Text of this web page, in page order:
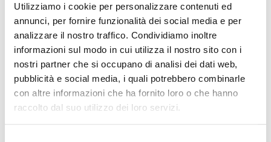
Utilizziamo i cookie per personalizzare contenuti ed
annunci, per fornire funzionalità dei social media e per
analizzare il nostro traffico. Condividiamo inoltre
informazioni sul modo in cui utilizza il nostro sito con i
nostri partner che si occupano di analisi dei dati web,
pubblicità e social media, i quali potrebbero combinarle
con altre informazioni che ha fornito loro o che hanno
raccolto dal suo utilizzo dei loro servizi.
CUSHION: